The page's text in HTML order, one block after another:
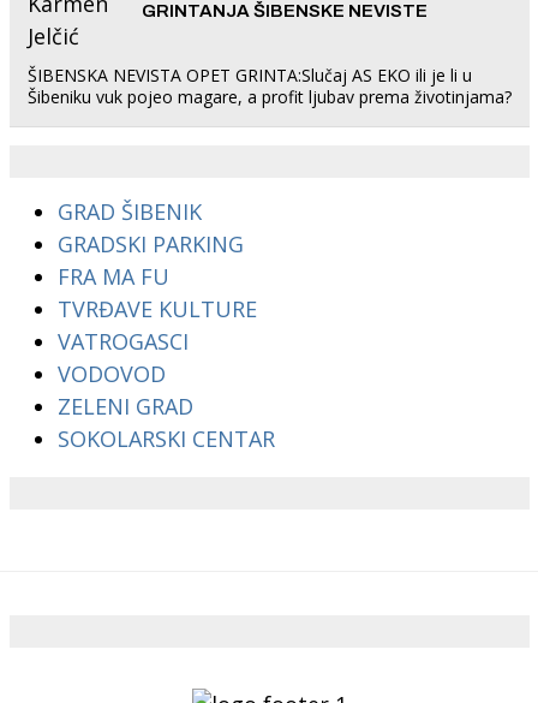
GRINTANJA ŠIBENSKE NEVISTE
ŠIBENSKA NEVISTA OPET GRINTA:Slučaj AS EKO ili je li u
Šibeniku vuk pojeo magare, a profit ljubav prema životinjama?
GRAD ŠIBENIK
GRADSKI PARKING
FRA MA FU
TVRĐAVE KULTURE
VATROGASCI
VODOVOD
ZELENI GRAD
SOKOLARSKI CENTAR